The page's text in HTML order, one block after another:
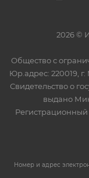
2026 ©
Общество с
Юр.адрес: 220019,
Свидетельство о
выдано
Номер и адрес